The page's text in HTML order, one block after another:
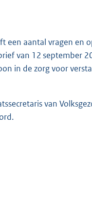
een aantal vragen en
van 12 september
in de zorg voor
van